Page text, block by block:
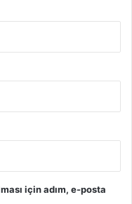
için adım, e-posta